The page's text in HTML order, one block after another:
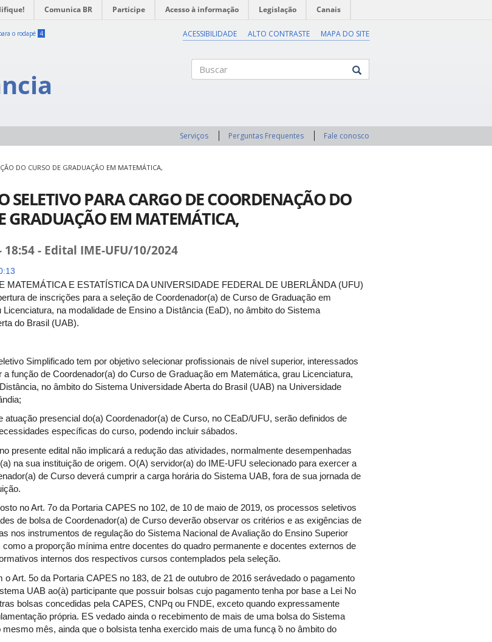
Comunica BR Participe Acesso à informação Legislação Canais
o rodapé 4 ACESSIBILIDADE ALTO CONTRASTE MAPA DO SITE
Serviços Perguntas Frequentes Fale conosco
DO CURSO DE GRADUAÇÃO EM MATEMÁTICA,
SELETIVO PARA CARGO DE COORDENAÇÃO DO
GRADUAÇÃO EM MATEMÁTICA,
- Edital IME-UFU/10/2024
MATEMÁTICA E ESTATÍSTICA DA UNIVERSIDADE FEDERAL DE UBERLÂNDA (UFU)
de inscrições para a seleção de Coordenador(a) de Curso de Graduação em
Licenciatura, na modalidade de Ensino a Distância (EaD), no âmbito do Sistema
do Brasil (UAB).
Simplificado tem por objetivo selecionar profissionais de nível superior, interessados
a função de Coordenador(a) do Curso de Graduação em Matemática, grau Licenciatura,
no âmbito do Sistema Universidade Aberta do Brasil (UAB) na Universidade
atuação presencial do(a) Coordenador(a) de Curso, no CEaD/UFU, serão definidos de
específicas do curso, podendo incluir sábados.
presente edital não implicará a redução das atividades, normalmente desempenhadas
na sua instituição de origem. O(A) servidor(a) do IME-UFU selecionado para exercer a
de Curso deverá cumprir a carga horária do Sistema UAB, fora de sua jornada de
no Art. 7o da Portaria CAPES no 102, de 10 de maio de 2019, os processos seletivos
de bolsa de Coordenador(a) de Curso deverão observar os critérios e as exigências de
nos instrumentos de regulação do Sistema Nacional de Avaliação do Ensino Superior
a proporção mínima entre docentes do quadro permanente e docentes externos de
internos dos respectivos cursos contemplados pela seleção.
o Art. 5o da Portaria CAPES no 183, de 21 de outubro de 2016 será́vedado o pagamento
UAB ao(à) participante que possuir bolsas cujo pagamento tenha por base a Lei No
bolsas concedidas pela CAPES, CNPq ou FNDE, exceto quando expressamente
própria. ES vedado ainda o recebimento de mais de uma bolsa do Sistema
mesmo mês, ainda que o bolsista tenha exercido mais de uma funca̧ ̃o no âmbito do